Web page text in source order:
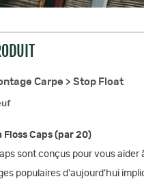
Carpe > Stop Float
Caps (par 20)
sont conçus pour vous
populaires d'aujourd'hui